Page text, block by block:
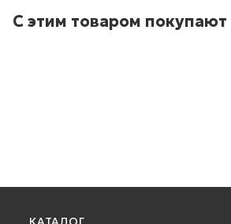
С этим товаром покупают